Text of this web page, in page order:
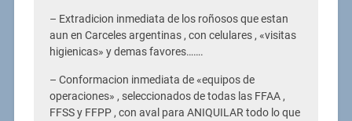
– Extradicion inmediata de los roñosos que estan
aun en Carceles argentinas , con celulares , «visitas
higienicas» y demas favores…….
– Conformacion inmediata de «equipos de
operaciones» , seleccionados de todas las FFAA ,
FFSS y FFPP , con aval para ANIQUILAR todo lo que